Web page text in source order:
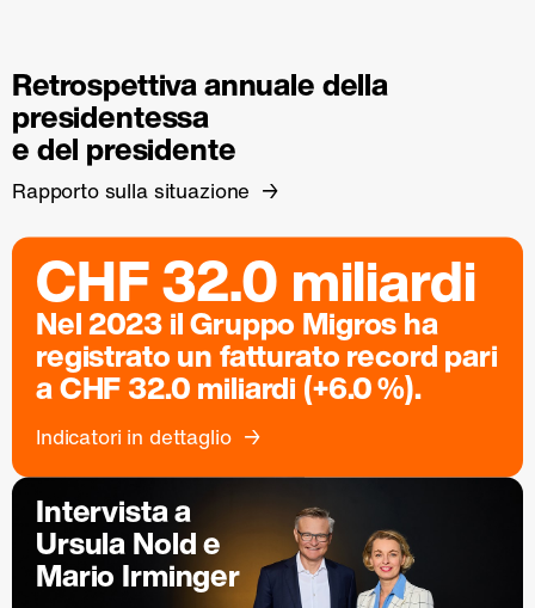
Retrospettiva annuale della
presidentessa
e del presidente
Rapporto sulla situazione
CHF 32.0 miliardi
Nel 2023 il Gruppo Migros ha
registrato un fatturato record pari
a CHF 32.0 miliardi (+6.0 %).
Indicatori in dettaglio
Intervista a
Ursula Nold e
Mario Irminger